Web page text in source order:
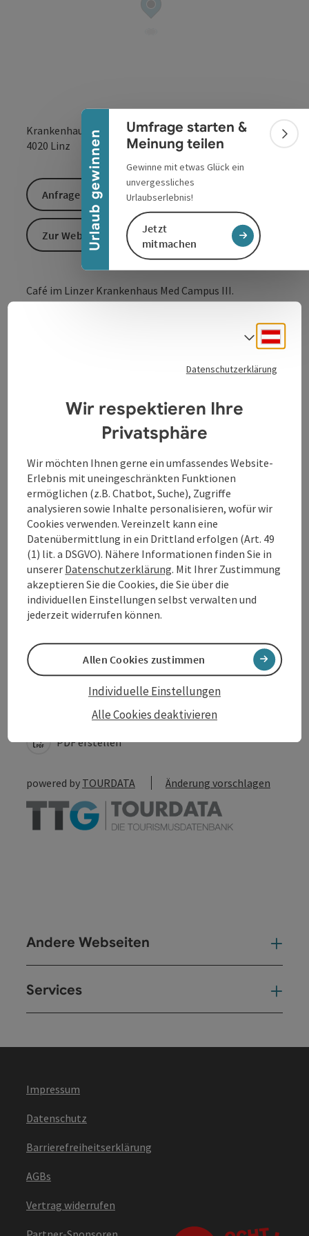
Urlaub gewinnen
Banner einklappen
Umfrage starten &
Meinung teilen
Gewinne mit etwas Glück ein
unvergessliches
Urlaubserlebnis!
Jetzt
mitmachen
Krankenhausstraße 9
4020 Linz in Google
in
Café im Linzer Krankenhaus Med Campus III.
Öffnungszeiten
Küche
Preise
Anreise/Lage
Barrierefreiheit
Anfrage senden
Zur Website
Beitrag merken
zum Merkzettel
PDF erstellen
Beitrag drucken
In der Nähe
powered by TOURDATA Änderung vorschlagen
Andere Webseiten
Services
Impressum
Datenschutz
Barrierefreiheitserklärung
AGBs
Vertrag widerrufen
Datenschutzerklärung
Wir respektieren Ihre
Privatsphäre
Wir möchten Ihnen gerne ein umfassendes Website-
Erlebnis mit uneingeschränkten Funktionen
ermöglichen (z.B. Chatbot, Suche), Zugriffe
analysieren sowie Inhalte personalisieren, wofür wir
Cookies verwenden. Vereinzelt kann eine
Datenübermittlung in ein Drittland erfolgen (Art. 49
(1) lit. a DSGVO). Nähere Informationen finden Sie in
unserer Datenschutzerklärung. Mit Ihrer Zustimmung
akzeptieren Sie die Cookies, die Sie über die
individuellen Einstellungen selbst verwalten und
jederzeit widerrufen können.
Alle Cookies deaktivieren
Individuelle Einstellungen
Allen Cookies zustimmen